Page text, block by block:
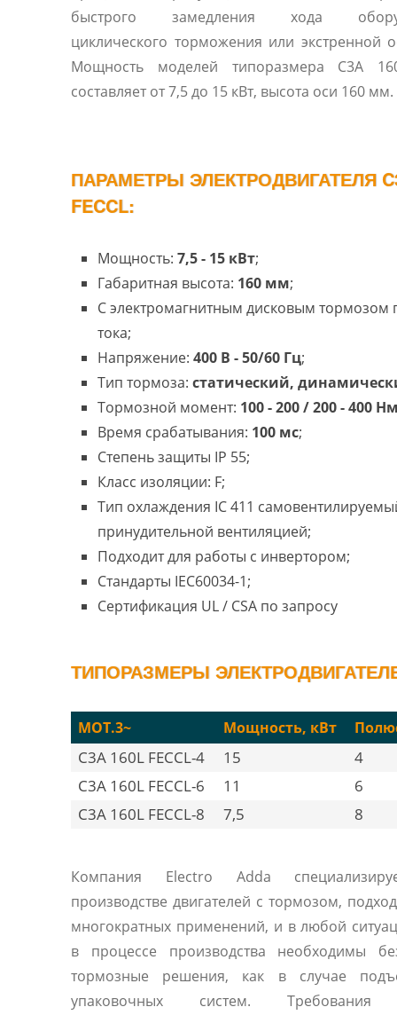
быстрого замедления хода
циклического торможения или экстренной
Мощность моделей типоразмера C3A
составляет от 7,5 до 15 кВт, высота оси 160 мм.
ПАРАМЕТРЫ ЭЛЕКТРОДВИГАТЕЛЯ
FECCL:
Мощность: 7,5 - 15 кВт;
Габаритная высота: 160 мм;
С электромагнитным дисковым тормозом
тока;
Напряжение: 400 В - 50/60 Гц;
Тип тормоза: статический,
Тормозной момент: 100 - 200 / 200 - 400
Время срабатывания: 100 мс;
Степень защиты IP 55;
Класс изоляции: F;
Тип охлаждения IC 411
принудительной вентиляцией;
Подходит для работы с инвертором;
Стандарты IEC60034-1;
Сертификация UL / CSA по запросу
ТИПОРАЗМЕРЫ
MOT.3~ Мощность, кВт
C3A 160L FECCL-4 15
4
C3A 160L FECCL-6
11
6
C3A 160L FECCL-8
7,5 8
Компания Electro Adda
производстве двигателей с тормозом,
многократных применений, и в любой
в процессе производства необходимы
тормозные решения, как в случае
упаковочных систем. Требования